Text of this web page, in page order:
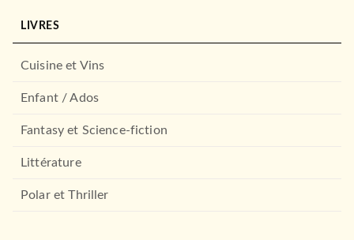
LIVRES
Cuisine et Vins
Enfant / Ados
Fantasy et Science-fiction
Littérature
Polar et Thriller